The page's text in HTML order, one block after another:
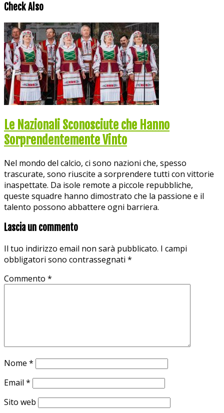
Check Also
Le Nazionali Sconosciute che Hanno
Sorprendentemente Vinto
Nel mondo del calcio, ci sono nazioni che, spesso
trascurate, sono riuscite a sorprendere tutti con vittorie
inaspettate. Da isole remote a piccole repubbliche,
queste squadre hanno dimostrato che la passione e il
talento possono abbattere ogni barriera.
Lascia un commento
Il tuo indirizzo email non sarà pubblicato. I campi
obbligatori sono contrassegnati *
Commento *
Nome *
Email *
Sito web